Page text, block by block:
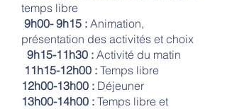
temps libre
9h00- 9h15 : Animation,
présentation des activités et choix
9h15-11h30 : Activité du matin
11h15-12h00 : Temps libre
12h00-13h00 : Déjeuner
13h00-14h00 : Temps libre et